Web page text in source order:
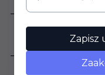
Podana cena
Waga produktu:
Zapisz